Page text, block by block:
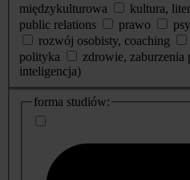
międzykulturowa
kultura,
public relations
prawo
rozwój osobisty, coaching
polityka
zdrowie, zaburzenia
inteligencja)
dodatkowe
informacje
forma studiów: